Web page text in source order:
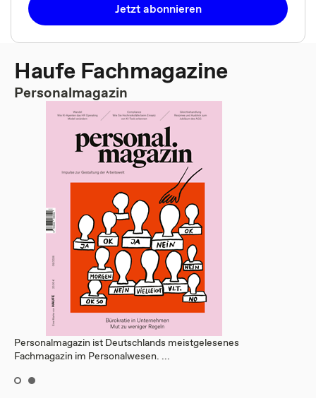
Jetzt abonnieren
Haufe Fachmagazine
Personalmagazin
Personalmagazin ist Deutschlands meistgelesenes
Fachmagazin im Personalwesen. ...